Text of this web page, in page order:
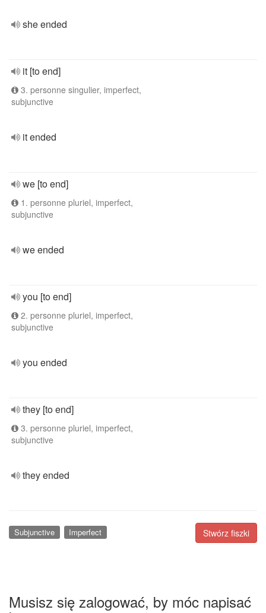
she ended
it [to end]
3. personne singulier, imperfect,
subjunctive
it ended
we [to end]
1. personne pluriel, imperfect,
subjunctive
we ended
you [to end]
2. personne pluriel, imperfect,
subjunctive
you ended
they [to end]
3. personne pluriel, imperfect,
subjunctive
they ended
Stwórz fiszki
Subjunctive Imperfect
Musisz się zalogować, by móc napisać